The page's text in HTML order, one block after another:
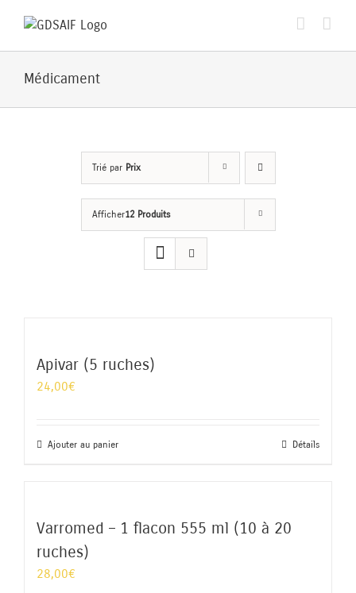
Médicament
Trié par Prix
Afficher12 Produits
Apivar (5 ruches)
24,00€
Ajouter au panier Détails
Varromed – 1 flacon 555 ml (10 à 20
ruches)
28,00€